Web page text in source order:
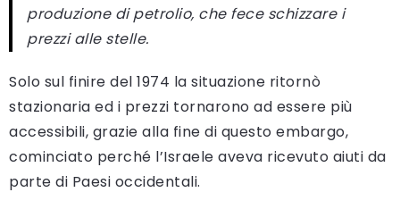
produzione di petrolio, che fece schizzare i
prezzi alle stelle.
Solo sul finire del 1974 la situazione ritornò
stazionaria ed i prezzi tornarono ad essere più
accessibili, grazie alla fine di questo embargo,
cominciato perché l’Israele aveva ricevuto aiuti da
parte di Paesi occidentali.